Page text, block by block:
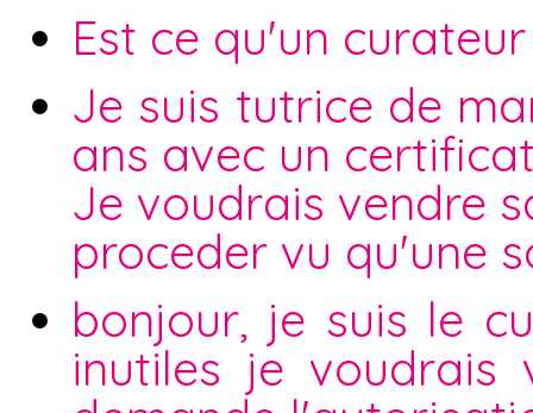
Est ce qu'un
Je suis tutrice de
ans avec un
Je voudrais vendre
proceder vu qu'une
bonjour, je suis le
inutiles je voudrais